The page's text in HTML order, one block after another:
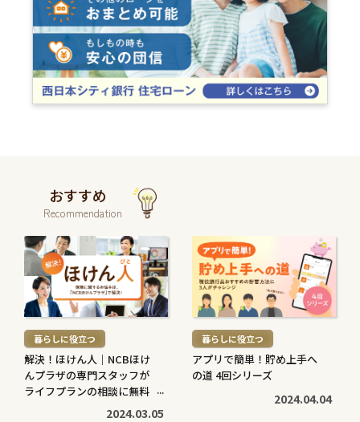
おすすめ
Recommendation
続
き
を
読
む
> 暮らしに役立つ
解決！ほけん人｜NCBほけ
んプラザの専門スタッフが
ライフプランの相談に無料
2024.03.05
続
き
を
読
む
> 暮らしに役立つ
アプリで簡単！貯め上手へ
の道 4回シリーズ
2024.04.04